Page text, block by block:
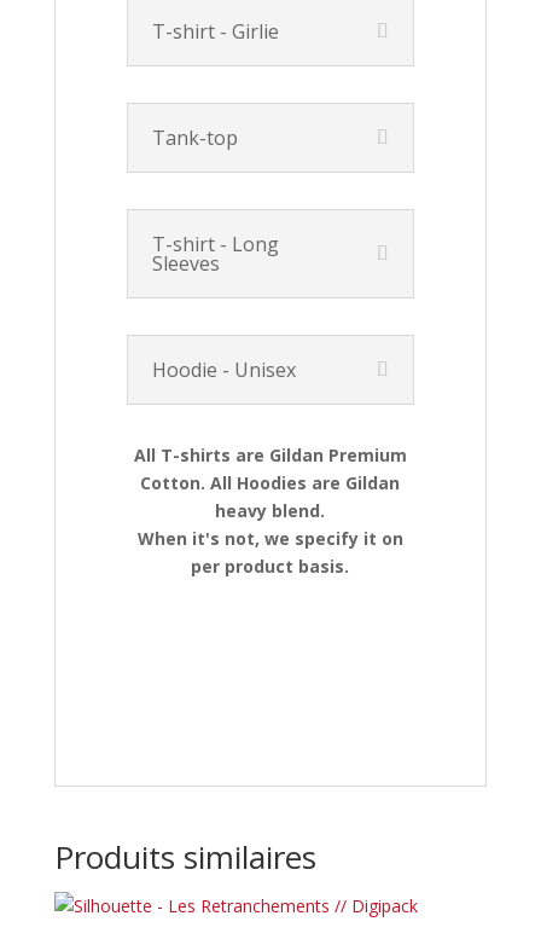
T-shirt - Girlie
Tank-top
T-shirt - Long
Sleeves
Hoodie - Unisex
All T-shirts are Gildan Premium
Cotton. All Hoodies are Gildan
heavy blend.
When it's not, we specify it on
per product basis.
Produits similaires